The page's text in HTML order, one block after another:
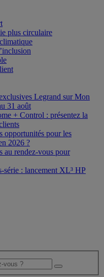
plus circulaire
Legrand sur Mon
31 août
+ Control : présentez la
opportunités pour les
2026 ?
au rendez-vous pour
série : lancement XL³ HP